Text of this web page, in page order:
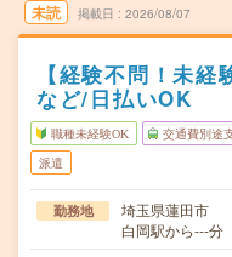
未読 掲載日 2026/08/07
【経験不問！未
など/日払いOK
職種未経験OK 交通費別途
派遣
勤務地
埼玉県蓮田市
白岡駅から---分